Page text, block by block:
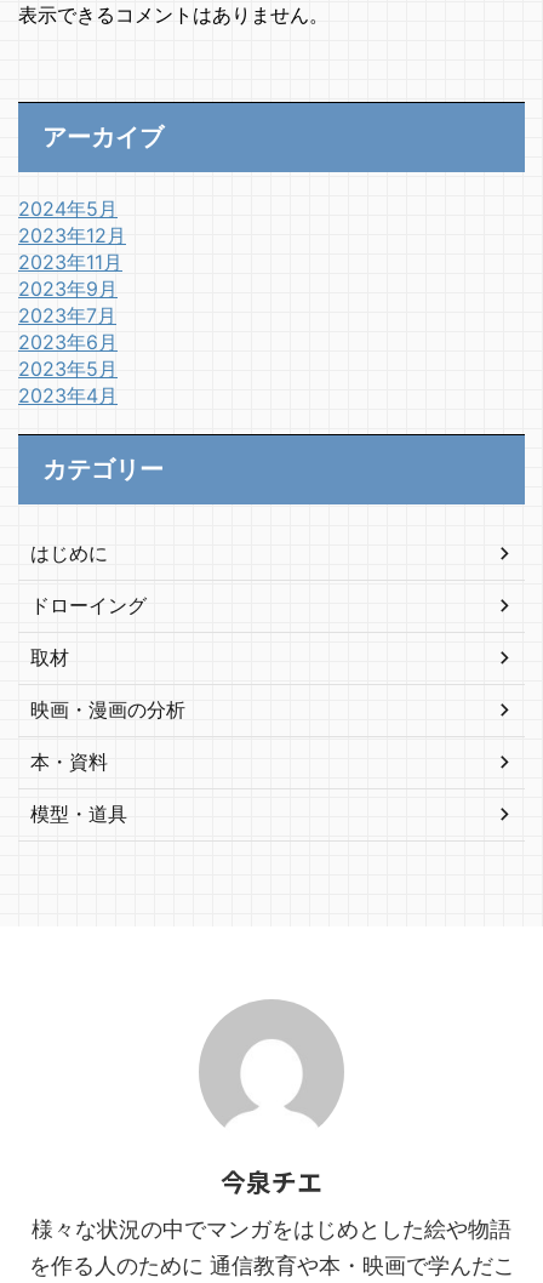
表示できるコメントはありません。
アーカイブ
2024年5月
2023年12月
2023年11月
2023年9月
2023年7月
2023年6月
2023年5月
2023年4月
カテゴリー
はじめに
ドローイング
取材
映画・漫画の分析
本・資料
模型・道具
今泉チエ
様々な状況の中でマンガをはじめとした絵や物語
を作る人のために 通信教育や本・映画で学んだこ